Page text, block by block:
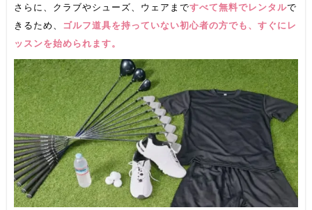
さらに、クラブやシューズ、ウェアまですべて無料でレンタルで
きるため、
ゴルフ道具を持っていない初心者の方でも、すぐにレ
ッスンを始められます。